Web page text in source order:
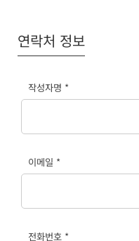
연락처 정보
작성자명 *
이메일 *
전화번호 *